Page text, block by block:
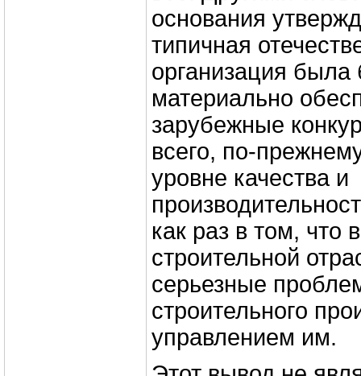
основания
типичная
организация была
материально
зарубежные
всего, по-
уровне качества и
как раз в том, что
строительной
серьезные
строительного
управлением им.